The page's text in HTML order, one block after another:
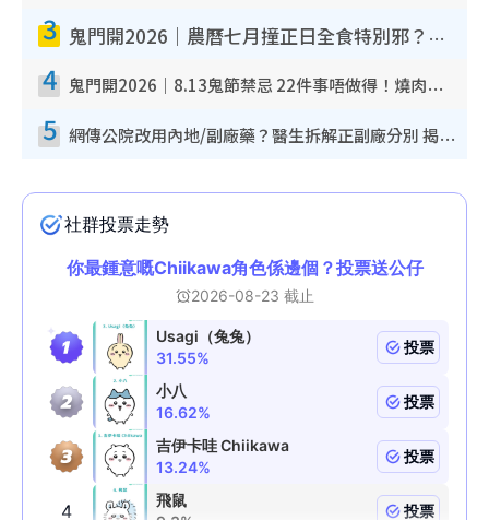
3 鬼門開2026｜農曆七月撞正日全食特別邪？專家警告切忌做一事！揭4大禁忌+2招保平安
4 鬼門開2026｜8.13鬼節禁忌 22件事唔做得！燒肉、刺身要少食？半夜勿吹口哨/打呢個電話
5 網傳公院改用內地/副廠藥？醫生拆解正副廠分別 揭4類人換藥隨時出事